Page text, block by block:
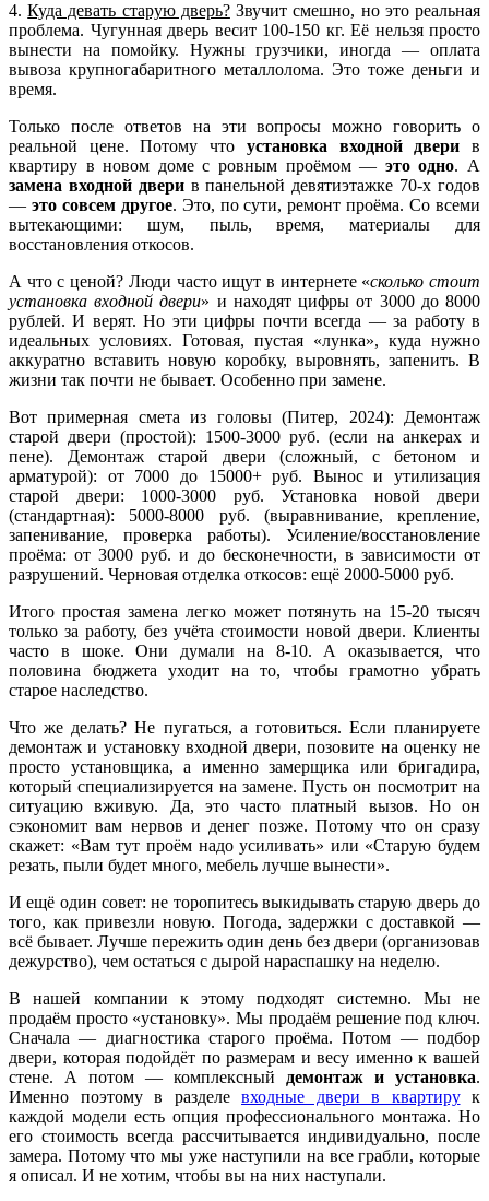
4.Куда девать старую дверь?Звучит смешно, но это реальная
проблема. Чугунная дверь весит 100-150 кг. Её нельзя просто
вынести на помойку. Нужны грузчики, иногда — оплата
вывоза крупногабаритного металлолома. Это тоже деньги и
время.
Только после ответов на эти вопросы можно говорить о
реальной цене. Потому что установка входной двери в
квартиру в новом доме с ровным проёмом — это одно. А
замена входной дверив панельной девятиэтажке 70-х годов
— это совсем другое. Это, по сути, ремонт проёма. Со всеми
вытекающими: шум, пыль, время, материалы для
восстановления откосов.
А что с ценой? Люди часто ищут в интернете «сколько стоит
установка входной двери» и находят цифры от 3000 до 8000
рублей. И верят. Но эти цифры почти всегда — за работу в
идеальных условиях. Готовая, пустая «лунка», куда нужно
аккуратно вставить новую коробку, выровнять, запенить. В
жизни так почти не бывает. Особенно при замене.
Вот примерная смета из головы (Питер, 2024): Демонтаж
старой двери (простой): 1500-3000 руб. (если на анкерах и
пене). Демонтаж старой двери (сложный, с бетоном и
арматурой): от 7000 до 15000+ руб. Вынос и утилизация
старой двери: 1000-3000 руб. Установка новой двери
(стандартная): 5000-8000 руб. (выравнивание, крепление,
запенивание, проверка работы). Усиление/восстановление
проёма: от 3000 руб. и до бесконечности, в зависимости от
разрушений. Черновая отделка откосов: ещё 2000-5000 руб.
Итого простая замена легко может потянуть на 15-20 тысяч
только за работу, без учёта стоимости новой двери. Клиенты
часто в шоке. Они думали на 8-10. А оказывается, что
половина бюджета уходит на то, чтобы грамотно убрать
старое наследство.
Что же делать? Не пугаться, а готовиться. Если планируете
демонтаж и установку входной двери, позовите на оценку не
просто установщика, а именно замерщика или бригадира,
который специализируется на замене. Пусть он посмотрит на
ситуацию вживую. Да, это часто платный вызов. Но он
сэкономит вам нервов и денег позже. Потому что он сразу
скажет: «Вам тут проём надо усиливать» или «Старую будем
резать, пыли будет много, мебель лучше вынести».
И ещё один совет: не торопитесь выкидывать старую дверь до
того, как привезли новую. Погода, задержки с доставкой —
всё бывает. Лучше пережить один день без двери (организовав
дежурство), чем остаться с дырой нараспашку на неделю.
В нашей компании к этому подходят системно. Мы не
продаём просто «установку». Мы продаём решение под ключ.
Сначала — диагностика старого проёма. Потом — подбор
двери, которая подойдёт по размерам и весу именно к вашей
стене. А потом — комплексный демонтаж и установка.
Именно поэтому в разделе входные двери в квартирук
каждой модели есть опция профессионального монтажа. Но
его стоимость всегда рассчитывается индивидуально, после
замера. Потому что мы уже наступили на все грабли, которые
я описал. И не хотим, чтобы вы на них наступали.